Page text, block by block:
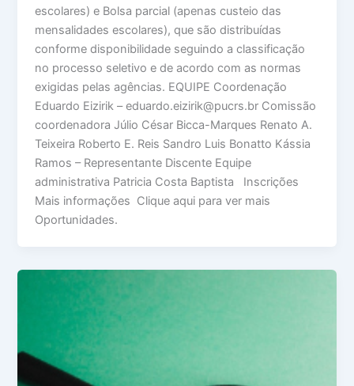
escolares) e Bolsa parcial (apenas custeio das
mensalidades escolares), que são distribuídas
conforme disponibilidade seguindo a classificação
no processo seletivo e de acordo com as normas
exigidas pelas agências. EQUIPE Coordenação
Eduardo Eizirik – eduardo.eizirik@pucrs.br Comissão
coordenadora Júlio César Bicca-Marques Renato A.
Teixeira Roberto E. Reis Sandro Luis Bonatto Kássia
Ramos – Representante Discente Equipe
administrativa Patricia Costa Baptista Inscrições
Mais informações Clique aqui para ver mais
Oportunidades.